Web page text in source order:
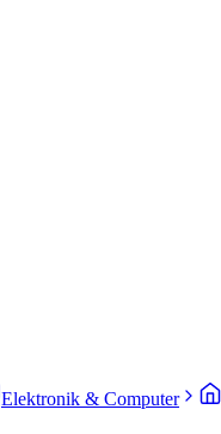
Elektronik & Computer